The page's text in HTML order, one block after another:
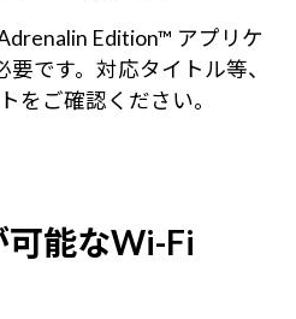
Edition™ アプリケ
です。対応タイトル等、
をご確認ください。
可能なWi-Fi